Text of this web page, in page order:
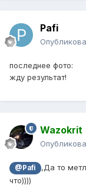
Pafi
последнее фото:
жду результат!
Wazokrit
@Pafi
,Да то
что))))